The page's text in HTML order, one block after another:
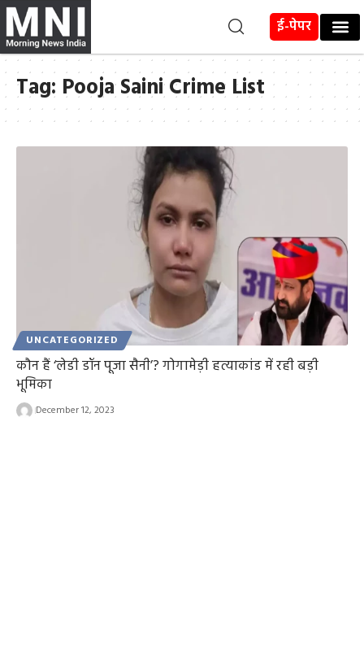
ई-पेपर
Tag: Pooja Saini Crime List
UNCATEGORIZED
कौन हैं ‘लेडी डॉन पूजा सैनी’? गोगामेड़ी हत्याकांड में रही बड़ी
भूमिका
December 12, 2023